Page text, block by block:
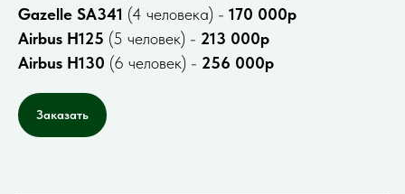
Gazelle SA341 (4 человека) - 170 000р
Airbus H125 (5 человек) - 213 000р
Airbus H130 (6 человек) - 256 000р
Заказать